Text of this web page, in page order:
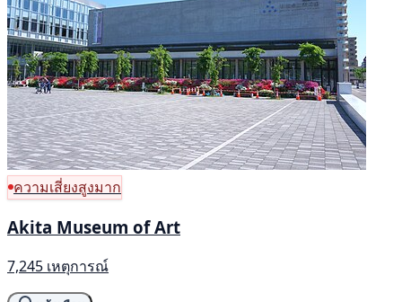
ความเสี่ยงสูงมาก
Akita Museum of Art
7,245 เหตุการณ์